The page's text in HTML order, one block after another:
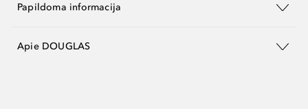
Papildoma informacija
Apie DOUGLAS